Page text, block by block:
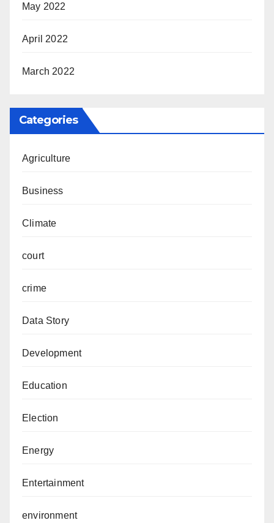
May 2022
April 2022
March 2022
Categories
Agriculture
Business
Climate
court
crime
Data Story
Development
Education
Election
Energy
Entertainment
environment